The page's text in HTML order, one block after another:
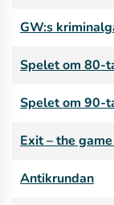
GW:s
Spelet om 80-
Spelet om 90-
Exit – the
Antikrundan